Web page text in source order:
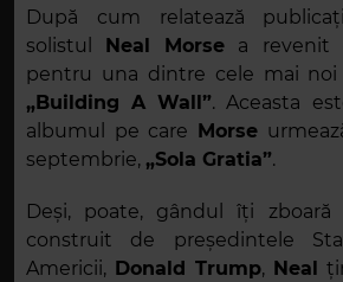
După cum relatează
solistul
Neal Morse a revenit
pentru una dintre cele mai noi
„Building A Wall”. Aceasta
albumul pe care
Morse
septembrie, „Sola Gratia”.
Deși, poate, gândul îți zboară
construit de președintele
Americii, Donald Trump, Neal